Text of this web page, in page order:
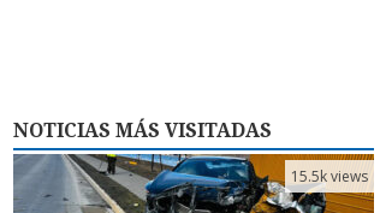
NOTICIAS MÁS VISITADAS
15.5k views